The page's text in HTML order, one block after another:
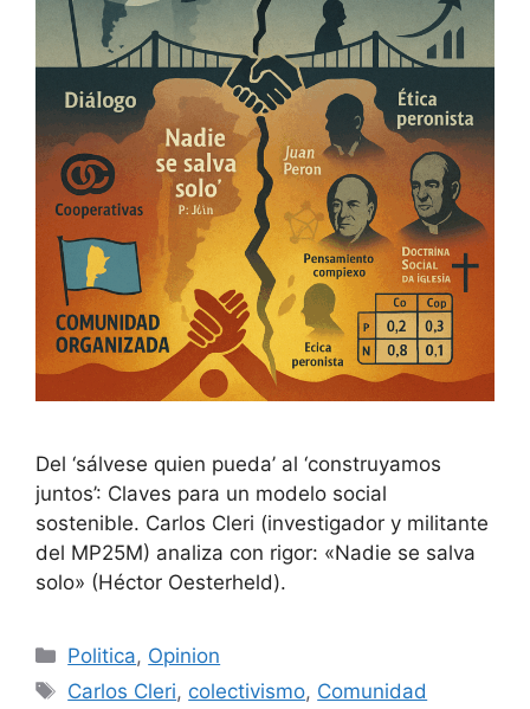
Del ‘sálvese quien pueda’ al ‘construyamos
juntos’: Claves para un modelo social
sostenible. Carlos Cleri (investigador y militante
del MP25M) analiza con rigor: «Nadie se salva
solo» (Héctor Oesterheld).
Politica, Opinion
Carlos Cleri, colectivismo, Comunidad